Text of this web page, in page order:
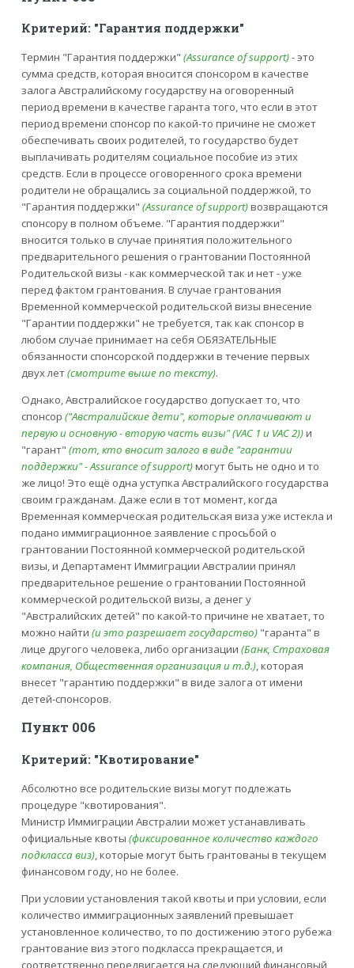
Критерий: "Гарантия поддержки"
Термин "Гарантия поддержки" (Assurance of support)- это
сумма средств, которая вносится спонсором в качестве
залога Австралийскому государству на оговоренный
период времени в качестве гаранта того, что если в этот
период времени спонсор по какой-то причине не сможет
обеспечивать своих родителей, то государство будет
выплачивать родителям социальное пособие из этих
средств. Если в процессе оговоренного срока времени
родители не обращались за социальной поддержкой, то
"Гарантия поддержки" (Assurance of support)возвращаются
спонсору в полном объеме. "Гарантия поддержки"
вносится только в случае принятия положительного
предварительного решения о грантовании Постоянной
Родительской визы - как коммерческой так и нет - уже
перед фактом грантования. В случае грантования
Временной коммерческой родительской визы внесение
"Гарантии поддержки" не требуется, так как спонсор в
любом случае принимает на себя ОБЯЗАТЕЛЬНЫЕ
обязанности спонсорской поддержки в течение первых
двух лет(смотрите выше по тексту).
Однако, Австралийское государство допускает то, что
спонсор ("Австралийские дети", которые оплачивают и
первую и основную - вторую часть визы" (VAC 1 и VAC 2))и
"гарант" (тот, кто вносит залого в виде "гарантии
поддержки" - Assurance of support)могут быть не одно и то
же лицо! Это ещё одна уступка Австралийского государства
своим гражданам. Даже если в тот момент, когда
Временная коммерческая родительская виза уже истекла и
подано иммиграционное заявление с просьбой о
грантовании Постоянной коммерческой родительской
визы, и Департамент Иммиграции Австралии принял
предварительное решение о грантовании Постоянной
коммерческой родительской визы, а денег у
"Австралийских детей" по какой-то причине не хватает, то
можно найти (и это разрешает государство)"гаранта" в
лице другого человека, либо организации (Банк, Страховая
компания, Общественная организация и т.д.), которая
внесет "гарантию поддержки" в виде залога от имени
детей-спонсоров.
Пункт 006
Критерий: "Квотирование"
Абсолютно все родительские визы могут подлежать
процедуре "квотирования".
Министр Иммиграции Австралии может устанавливать
официальные квоты (фиксированное количество каждого
подкласса виз), которые могут быть грантованы в текущем
финансовом году, но не более.
При условии установления такой квоты и при условии, если
количество иммиграционных заявлений превышает
установленное количество, то по достижению этого рубежа
грантование виз этого подкласса прекращается, и
соответственно передвигается на следующий финансовый